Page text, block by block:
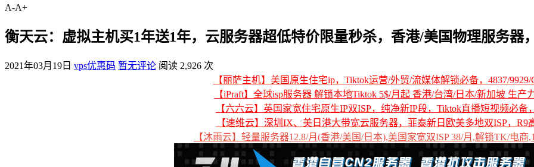
A-A+
衡天云：虚拟主机买1年送1年，云服务器超低特价限量秒杀，香港/美国物理服务器
2021年03月19日 vps优惠码 暂无评论 阅读 2,926 次
【丽萨主机】美国原生住宅ip，Tiktok运营/外贸/流媒体解锁必备，4837/
【iPraft】全球isp服务器 解锁本地Tiktok 5$/月起 香港/台湾/日本/新加坡 生产
【六六云】英国家宽住宅原生IP双ISP，纯净新IP段，Tiktok直播短视频必备
【速维云】深圳IX、美日港大带宽云服务器，菲泰新日欧美多地双ISP，R9
【沐雨云】轻量服务器12.8/月(香港/美国/日本),美国家宽双ISP 38/月,解锁TK/电商